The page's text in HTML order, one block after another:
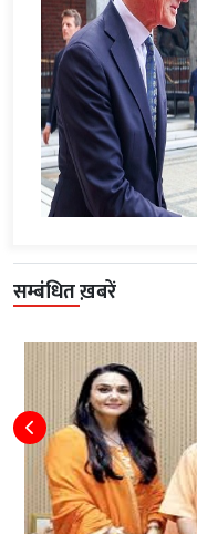
सम्बंधित ख़बरें